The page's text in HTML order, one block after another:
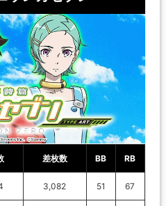
差枚数 BB RB
3,082 51 67